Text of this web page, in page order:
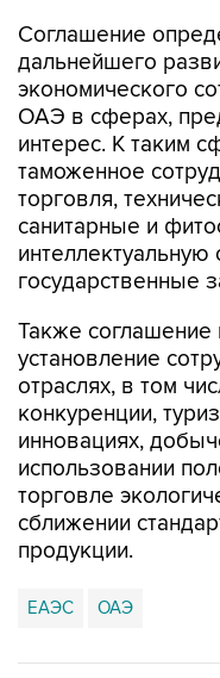
Соглашение
дальнейшего
экономического
ОАЭ в сферах,
интерес. К таким
таможенное
торговля,
санитарные и
интеллектуальную
государственные
Также соглашение
установление
отраслях, в том
конкуренции,
инновациях,
использовании
торговле
сближении
продукции.
ЕАЭС ОАЭ